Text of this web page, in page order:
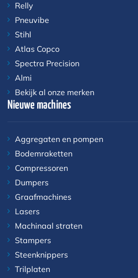
Relly
Pneuvibe
Stihl
Atlas Copco
Spectra Precision
Almi
Bekijk al onze merken
Nieuwe machines
Aggregaten en pompen
Bodemraketten
Compressoren
Dumpers
Graafmachines
Lasers
Machinaal straten
Stampers
Steenknippers
Trilplaten